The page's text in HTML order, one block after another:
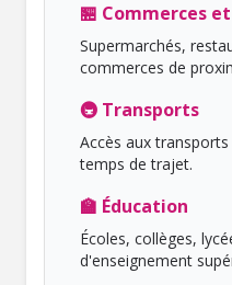
🏪 Commerces
Supermarchés,
commerces de
🚇 Transports
Accès aux
temps de trajet.
🏫 Éducation
Écoles, collèges,
d'enseignement